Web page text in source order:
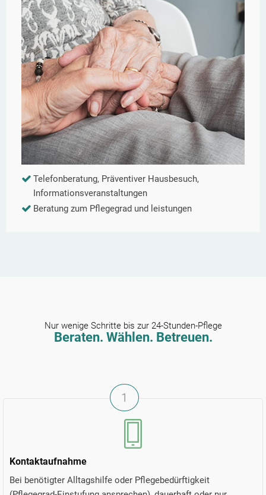
Telefonberatung, Präventiver Hausbesuch,
Informationsveranstaltungen
Beratung zum Pflegegrad und leistungen
Nur wenige Schritte bis zur 24-Stunden-Pflege
Beraten. Wählen. Betreuen.
Kontaktaufnahme
Bei benötigter Alltagshilfe oder Pflegebedürftigkeit
1